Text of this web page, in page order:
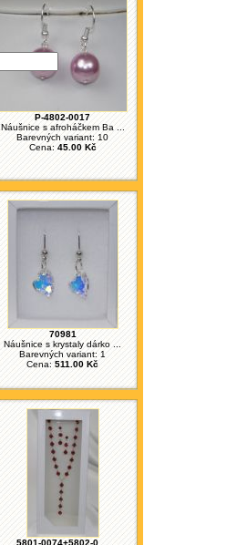
P-4802-0017
Náušnice s afroháčkem Ba ...
Barevných variant: 10
Cena: 45.00 Kč
70981
Náušnice s krystaly dárko ...
Barevných variant: 1
Cena: 511.00 Kč
5801-0074+5802-0 ...